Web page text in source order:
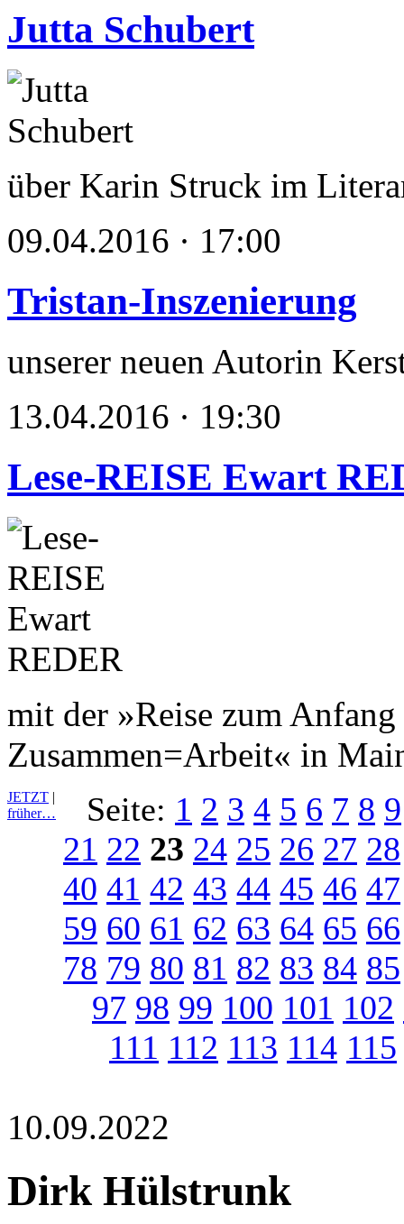
Jutta Schubert
über Karin Struck im
09.04.2016 · 17:00
Tristan-Inszenierung
unserer neuen Autorin
13.04.2016 · 19:30
Lese-REISE Ewart
mit der »Reise zum
Zusammen=Arbeit« in
JETZT |
früher…
Seite: 1 2 3 4 5 6 7 8 9
21 22 23 24 25 26 27 28
40 41 42 43 44 45 46 47
59 60 61 62 63 64 65 66
78 79 80 81 82 83 84 85
97 98 99 100 101 102
111 112 113 114 115
10.09.2022
Dirk Hülstrunk